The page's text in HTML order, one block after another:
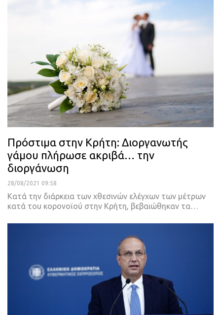
Πρόστιμα στην Κρήτη: Διοργανωτής
γάμου πλήρωσε ακριβά… την
διοργάνωση
28/08/2021 09:58
Κατά την διάρκεια των χθεσινών ελέγχων των μέτρων
κατά του κορονοϊού στην Κρήτη, βεβαιώθηκαν τα